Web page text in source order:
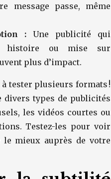
message passe, même
: Une publicité qui
histoire ou mise sur
plus d’impact.
à tester plusieurs formats !
divers types de publicités
les vidéos courtes ou
Testez-les pour voir
mieux auprès de votre